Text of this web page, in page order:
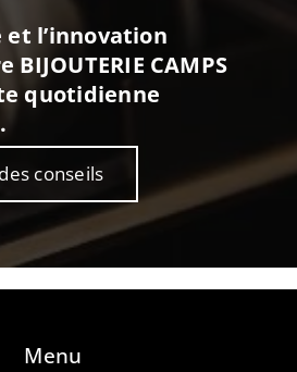
l’innovation
CAMPS
quotidienne
conseils
Menu